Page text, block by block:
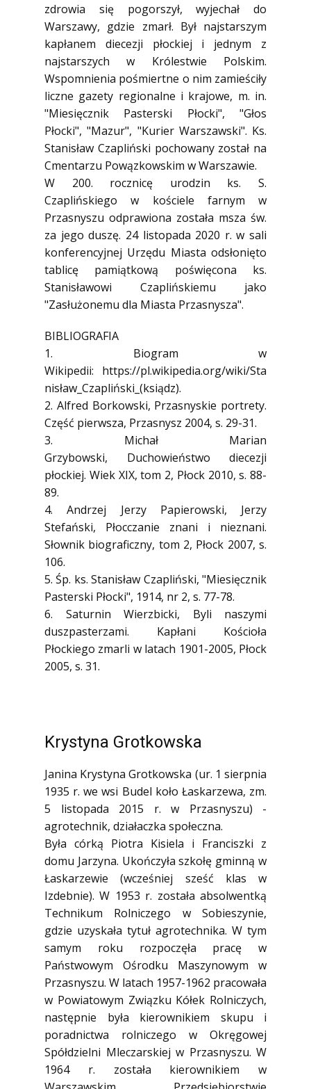
zdrowia się pogorszył, wyjechał do
Warszawy, gdzie zmarł. Był najstarszym
kapłanem diecezji płockiej i jednym z
najstarszych w Królestwie Polskim.
Wspomnienia pośmiertne o nim zamieściły
liczne gazety regionalne i krajowe, m. in.
"Miesięcznik Pasterski Płocki", "Głos
Płocki", "Mazur", "Kurier Warszawski". Ks.
Stanisław Czapliński pochowany został na
Cmentarzu Powązkowskim w Warszawie.
W 200. rocznicę urodzin ks. S.
Czaplińskiego w kościele farnym w
Przasnyszu odprawiona została msza św.
za jego duszę. 24 listopada 2020 r. w sali
konferencyjnej Urzędu Miasta odsłonięto
tablicę pamiątkową poświęcona ks.
Stanisławowi Czaplińskiemu jako
"Zasłużonemu dla Miasta Przasnysza".
BIBLIOGRAFIA
1. Biogram w
Wikipedii: https://pl.wikipedia.org/wiki/Sta
nisław_Czapliński_(ksiądz).
2. Alfred Borkowski, Przasnyskie portrety.
Część pierwsza, Przasnysz 2004, s. 29-31.
3. Michał Marian
Grzybowski, Duchowieństwo diecezji
płockiej. Wiek XIX, tom 2, Płock 2010, s. 88-
89.
4. Andrzej Jerzy Papierowski, Jerzy
Stefański, Płocczanie znani i nieznani.
Słownik biograficzny, tom 2, Płock 2007, s.
106.
5. Śp. ks. Stanisław Czapliński, "Miesięcznik
Pasterski Płocki", 1914, nr 2, s. 77-78.
6. Saturnin Wierzbicki, Byli naszymi
duszpasterzami. Kapłani Kościoła
Płockiego zmarli w latach 1901-2005, Płock
2005, s. 31.
Krystyna Grotkowska
Janina Krystyna Grotkowska (ur. 1 sierpnia
1935 r. we wsi Budel koło Łaskarzewa, zm.
5 listopada 2015 r. w Przasnyszu) -
agrotechnik, działaczka społeczna.
Była córką Piotra Kisiela i Franciszki z
domu Jarzyna. Ukończyła szkołę gminną w
Łaskarzewie (wcześniej sześć klas w
Izdebnie). W 1953 r. została absolwentką
Technikum Rolniczego w Sobieszynie,
gdzie uzyskała tytuł agrotechnika. W tym
samym roku rozpoczęła pracę w
Państwowym Ośrodku Maszynowym w
Przasnyszu. W latach 1957-1962 pracowała
w Powiatowym Związku Kółek Rolniczych,
następnie była kierownikiem skupu i
poradnictwa rolniczego w Okręgowej
Spółdzielni Mleczarskiej w Przasnyszu. W
1964 r. została kierownikiem w